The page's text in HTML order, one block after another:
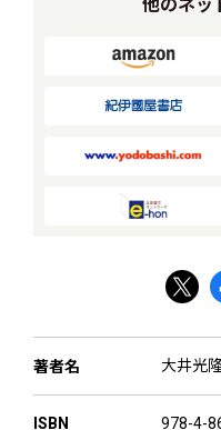
他のネッ
著者名 大井光
ISBN 978-4-